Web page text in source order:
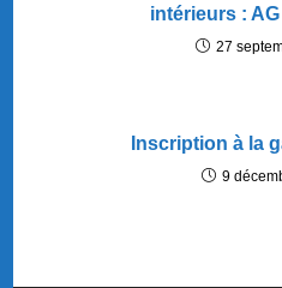
intérieurs :
27
Inscription à la
9